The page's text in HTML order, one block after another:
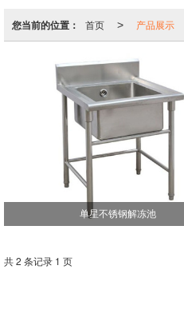
您当前的位置： 首页 > 产品展示
单星不锈钢解冻池
共 2 条记录 1 页